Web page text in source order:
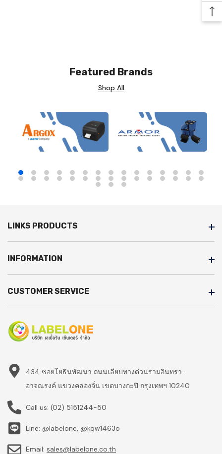
Featured Brands
Shop All
LINKS PRODUCTS
INFORMATION
CUSTOMER SERVICE
434 ซอยโยธินพัฒนา ถนนเลียบทางด่วนรามอินทรา-
อาจณรงค์ แขวงคลองจั่น เขตบางกะปิ กรุงเทพฯ 10240
Call us: (02) 5151244-50
Line: @labelone, @kqw1463o
Email: sales@labelone.co.th